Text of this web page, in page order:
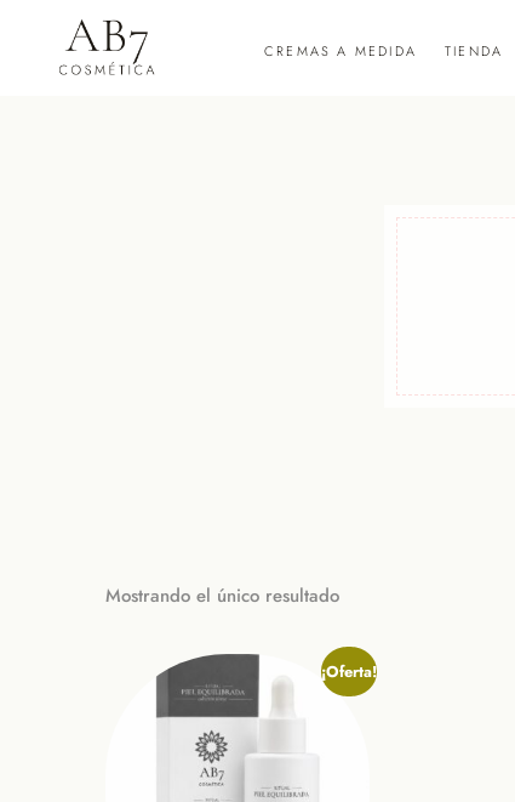
CREMAS A MEDIDA TIENDA
Mostrando el único resultado
¡Oferta!